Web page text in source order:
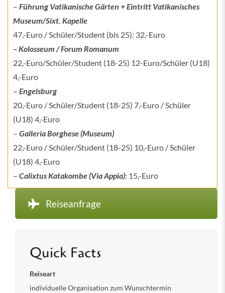
– Führung Vatikanische Gärten + Eintritt Vatikanisches
Museum/Sixt. Kapelle
47,-Euro / Schüler/Student (bis 25): 32,-Euro
– Kolosseum / Forum Romanum
22,-Euro/Schüler/Student (18-25) 12-Euro/Schüler (U18)
4,-Euro
– Engelsburg
20,-Euro / Schüler/Student (18-25) 7,-Euro / Schüler
(U18) 4,-Euro
– Galleria Borghese (Museum)
22,-Euro / Schüler/Student (18-25) 10,-Euro / Schüler
(U18) 4,-Euro
– Calixtus Katakombe (Via Appia): 15,-Euro
Reiseanfrage
Quick Facts
Reiseart
individuelle Organisation zum Wunschtermin